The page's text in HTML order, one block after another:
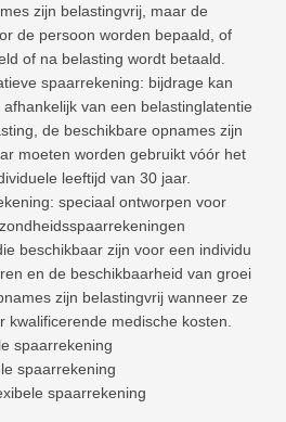
zijn belastingvrij, maar de
de persoon worden bepaald, of
of na belasting wordt betaald.
spaarrekening: bijdrage kan
van een belastinglatentie
de beschikbare opnames zijn
moeten worden gebruikt vóór het
leeftijd van 30 jaar.
speciaal ontworpen voor
beschikbaar zijn voor een individu
en de beschikbaarheid van groei
zijn belastingvrij wanneer ze
kwalificerende medische kosten.
spaarrekening
spaarrekening
spaarrekening